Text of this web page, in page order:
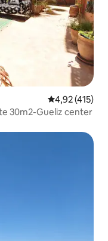
4,92 de uma
4,92 (415)
30m2-Gueliz center